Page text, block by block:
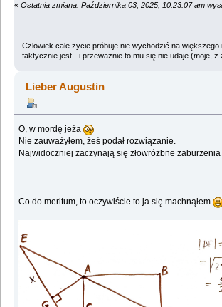
« Ostatnia zmiana: Października 03, 2025, 10:23:07 am
Człowiek całe życie próbuje nie wychodzić na większego
faktycznie jest - i przeważnie to mu się nie udaje (moje, z
Lieber Augustin
O, w mordę jeża
Nie zauważyłem, żeś podał rozwiązanie.
Najwidoczniej zaczynają się złowróżbne
Co do meritum, to oczywiście to ja się machnąłem